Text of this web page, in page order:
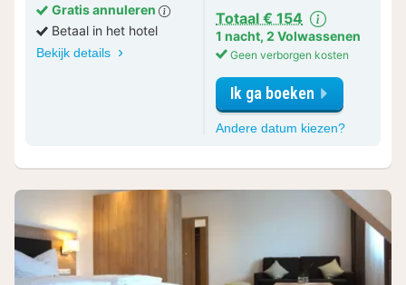
Gratis annuleren
Betaal in het hotel
Bekijk details
Totaal € 154
1 nacht, 2 Volwassenen
Geen verborgen kosten
Ik ga boeken
Andere datum kiezen?voor